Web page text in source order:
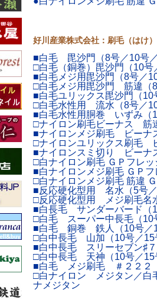
好川産業株式会社：刷毛（はけ
■白毛 毘沙門（8号／10号
□白毛（銅巻）毘沙門（10号
■白毛メジ用毘沙門（8号／
□白毛メジ用毘沙門 筋違（8
■白毛ユリックス毘沙門（10
□白毛水性用 流水（8号／10
■白毛水性用胴巻 いずみ（
□ナイロン刷毛ビーナス 筋
■ナイロンメジ刷毛 ビーナ
□ナイロンユリックス刷毛
■ナイロンスミ切り ビーナ
□白ナイロン刷毛 ＧＰフレ
■白ナイロンメジ刷毛 ＧＰ
□白ナイロンメジ刷毛 筋違
■反応硬化型用 名水（5号
□反応硬化型用 メジ刷毛名
■白長毛 サンダーバード（
□白毛 スーパー中長毛（10
■白毛 銅巻 鉄人（10号／
□白中長毛 山加（10号／15
■白中長毛 スリーセブン♯
□白中長毛 天神（10号／15
■白毛 メジ刷毛 ＃２２２
□白ナイロン メジタン／
ナメジタン